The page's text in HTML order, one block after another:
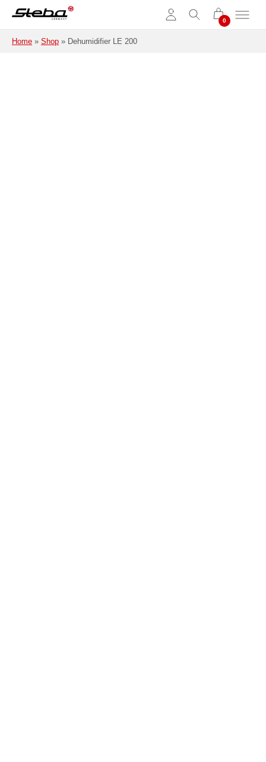
Skip to main content
Home » Shop » Dehumidifier LE 200